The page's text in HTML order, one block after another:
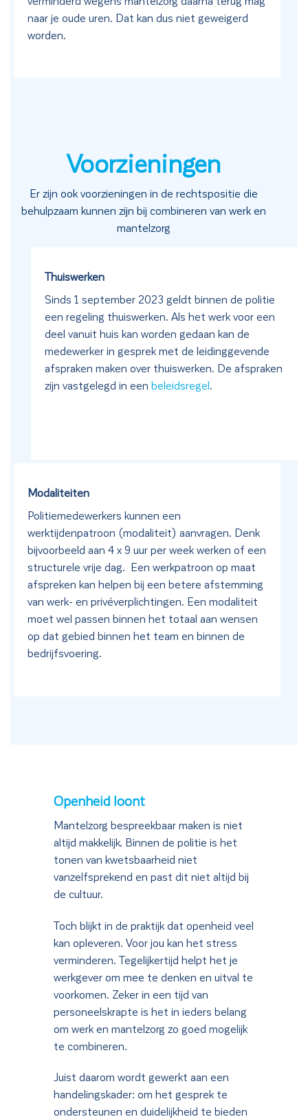
naar je oude uren. Dat kan dus niet geweigerd
worden.
Voorzieningen
Er zijn ook voorzieningen in de rechtspositie die
behulpzaam kunnen zijn bij combineren van werk en
mantelzorg
Thuiswerken
Sinds 1 september 2023 geldt binnen de politie
een regeling thuiswerken. Als het werk voor een
deel vanuit huis kan worden gedaan kan de
medewerker in gesprek met de leidinggevende
afspraken maken over thuiswerken. De afspraken
zijn vastgelegd in een beleidsregel
Modaliteiten
Politiemedewerkers kunnen een
werktijdenpatroon (modaliteit) aanvragen. Denk
bijvoorbeeld aan 4 x 9 uur per week werken of een
structurele vrije dag. Een werkpatroon op maat
afspreken kan helpen bij een betere afstemming
van werk- en privéverplichtingen. Een modaliteit
moet wel passen binnen het totaal aan wensen
op dat gebied binnen het team en binnen de
bedrijfsvoering.
Openheid loont
Mantelzorg bespreekbaar maken is niet
altijd makkelijk. Binnen de politie is het
tonen van kwetsbaarheid niet
vanzelfsprekend en past dit niet altijd bij
de cultuur.
Toch blijkt in de praktijk dat openheid veel
kan opleveren. Voor jou kan het stress
verminderen. Tegelijkertijd helpt het je
werkgever om mee te denken en uitval te
voorkomen. Zeker in een tijd van
personeelskrapte is het in ieders belang
om werk en mantelzorg zo goed mogelijk
te combineren.
Juist daarom wordt gewerkt aan een
handelingskader: om het gesprek te
ondersteunen en duidelijkheid te bieden